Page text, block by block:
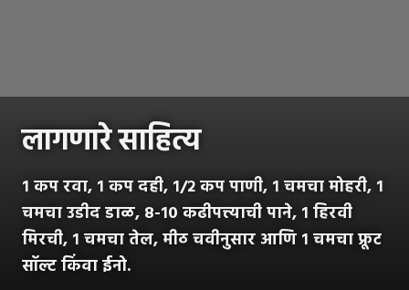
लागणारे साहित्य
१ कप रवा, १ कप दही, १/२ कप पाणी, १ चमचा मोहरी, १
चमचा उडीद डाळ, ८-१० कढीपत्त्याची पाने, १ हिरवी
मिरची, १ चमचा तेल, मीठ चवीनुसार आणि १ चमचा फ्रूट
सॉल्ट किंवा ईनो.